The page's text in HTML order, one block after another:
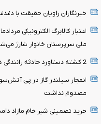
خبرنگاران راویان حقیقت با
اعتبار کالابرگ الکترونیکی
ملی سرپرستان خانوار شارژ
2 کشته دستاورد حادثه رانندگی در سراب عباس‌آباد شهرستان شازند
انفجار سیلندر گاز در پی
مصدوم نداشت
خرید تضمینی شیر خام مازاد